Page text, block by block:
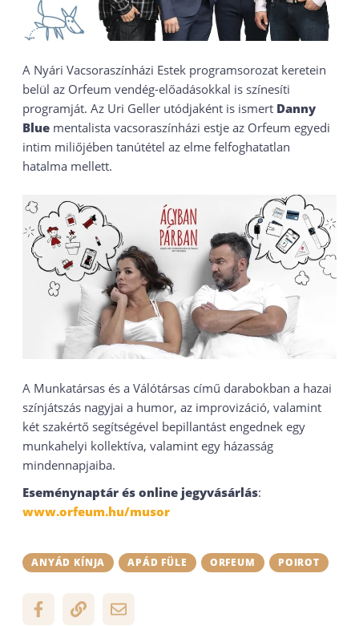
A Nyári Vacsoraszínházi Estek programsorozat keretein
belül az Orfeum vendég-előadásokkal is színesíti
programját. Az Uri Geller utódjaként is ismert Danny
Blue mentalista vacsoraszínházi estje az Orfeum egyedi
intim miliőjében tanútétel az elme felfoghatatlan
hatalma mellett.
A Munkatársas és a Válótársas című darabokban a hazai
színjátszás nagyjai a humor, az improvizáció, valamint
két szakértő segítségével bepillantást engednek egy
munkahelyi kollektíva, valamint egy házasság
mindennapjaiba.
Eseménynaptár és online jegyvásárlás:
www.orfeum.hu/musor
ANYÁD KÍNJA APÁD FÜLE ORFEUM POIROT